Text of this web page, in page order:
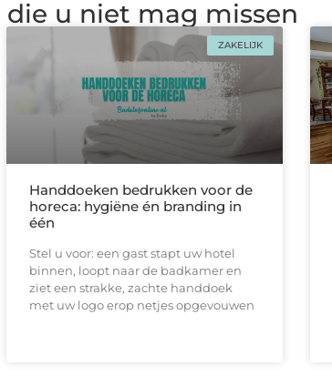
die u niet mag missen
ZAKELIJK
Handdoeken bedrukken voor de
horeca: hygiëne én branding in
één
Stel u voor: een gast stapt uw hotel
binnen, loopt naar de badkamer en
ziet een strakke, zachtе handdoek
met uw logo erop netjes opgevouwen